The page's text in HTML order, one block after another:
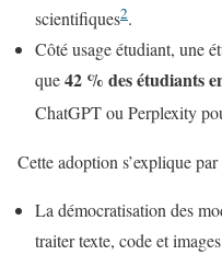
scientifiques2.
Côté usage étudiant, une
que42 % des étudiants
ChatGPT ou Perplexity
Cette adoption s’explique
La démocratisation des
traiter texte, code et